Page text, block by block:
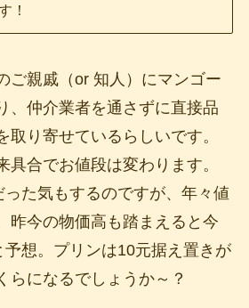
！
ご親戚（or 知人）にマンゴー
、仲介業者を通さずに直接品
取り寄せているらしいです。
具合でお値段は変わります。
た気もするのですが、年々値
昨今の物価高も踏まえると今
予想。プリンは10元据え置きが
らになるでしょうか～？